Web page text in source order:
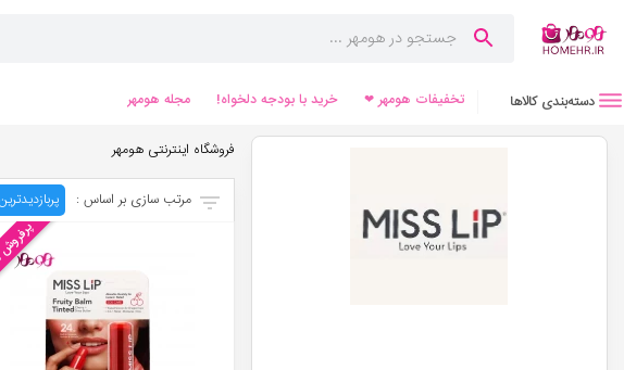
دسته‌بندی کالاها تخفیفات هومهر ❤ خرید با بودجه دلخواه! مجله هومهر
فروشگاه اینترنتی هومهر
مرتب سازی بر اساس :